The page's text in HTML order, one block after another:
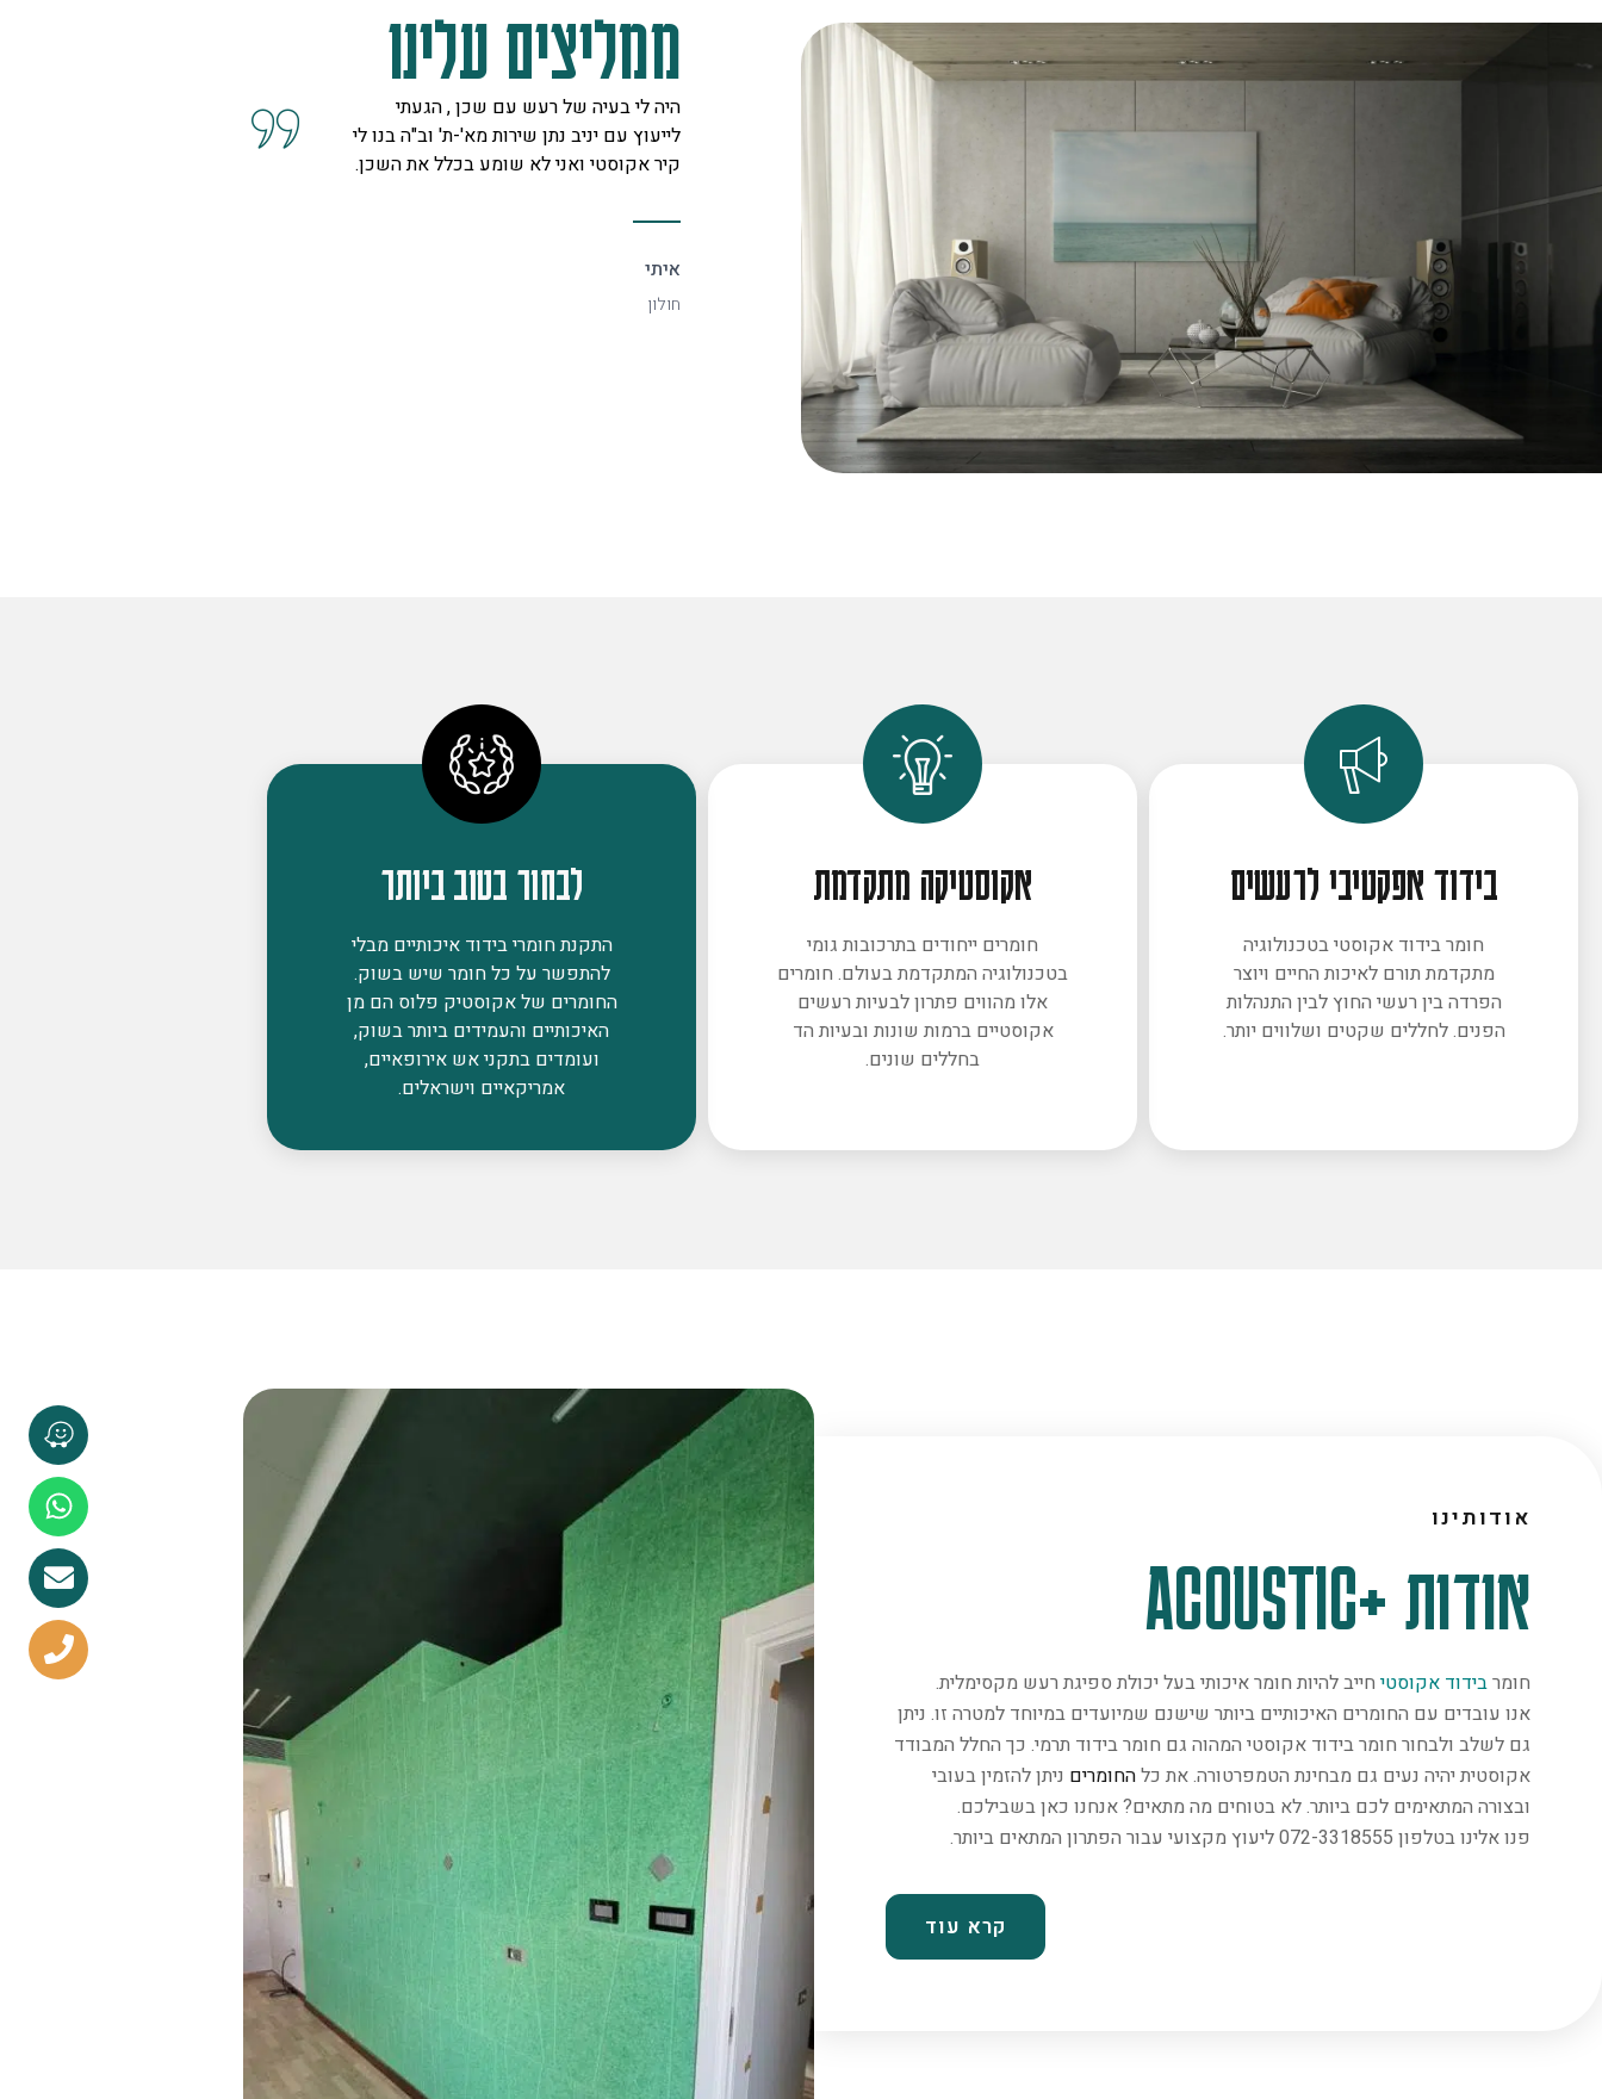
ממליצים עלינו
מקום של מקצוענים על לב טוב ורצון אדיר
לתת מענה לכל לקוח. אצלם מצאתי את
דב
היה לי בעיה של רעש עם שכן , הגעתי
לייעוץ עם יניב נתן שירות מא'-ת' וב"ה בנו לי
קיר אקוסטי ואני לא שומע בכלל את השכן.
איתי
חולון
בידוד אפקטיבי לרעשים
חומר בידוד אקוסטי בטכנולוגיה
מתקדמת תורם לאיכות החיים ויוצר
הפרדה בין רעשי החוץ לבין התנהלות
הפנים. לחללים שקטים ושלווים יותר.
אקוסטיקה מתקדמת
חומרים ייחודים בתרכובות גומי
בטכנולוגיה המתקדמת בעולם. חומרים
אלו מהווים פתרון לבעיות רעשים
אקוסטיים ברמות שונות ובעיות הד
בחללים שונים.
לבחור בטוב ביותר
התקנת חומרי בידוד איכותיים מבלי
להתפשר על כל חומר שיש בשוק.
החומרים של אקוסטיק פלוס הם מן
האיכותיים והעמידים ביותר בשוק,
ועומדים בתקני אש אירופאיים,
אמריקאיים וישראלים.
אודותינו
אודות +ACOUSTIC
חומרבידוד אקוסטי חייב להיות חומר איכותי בעל יכולת ספיגת רעש מקסימלית.
אנו עובדים עם החומרים האיכותיים ביותר שישנם שמיועדים במיוחד למטרה זו. ניתן
גם לשלב ולבחור חומר בידוד אקוסטי המהוה גם חומר בידוד תרמי. כך החלל המבודד
אקוסטית יהיה נעים גם מבחינת הטמפרטורה. את כלהחומרים ניתן להזמין בעובי
ובצורה המתאימים לכם ביותר. לא בטוחים מה מתאים? אנחנו כאן בשבילכם.
פנו אלינו בטלפון 072-3318555 ליעוץ מקצועי עבור הפתרון המתאים ביותר.
קרא עוד